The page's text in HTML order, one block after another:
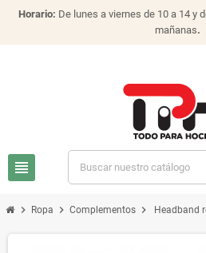
Horario: De lunes a viernes de 10 a 14 y
mañanas.
view_headline
chevron_right Ropa chevron_right Complementos chevron_right Headband